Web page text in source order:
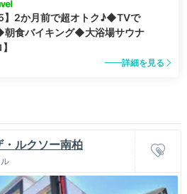
】2か月前で超オトク♪◆TVで
食バイキング◆大浴場サウナ
詳細を見る
ルクソー南柏